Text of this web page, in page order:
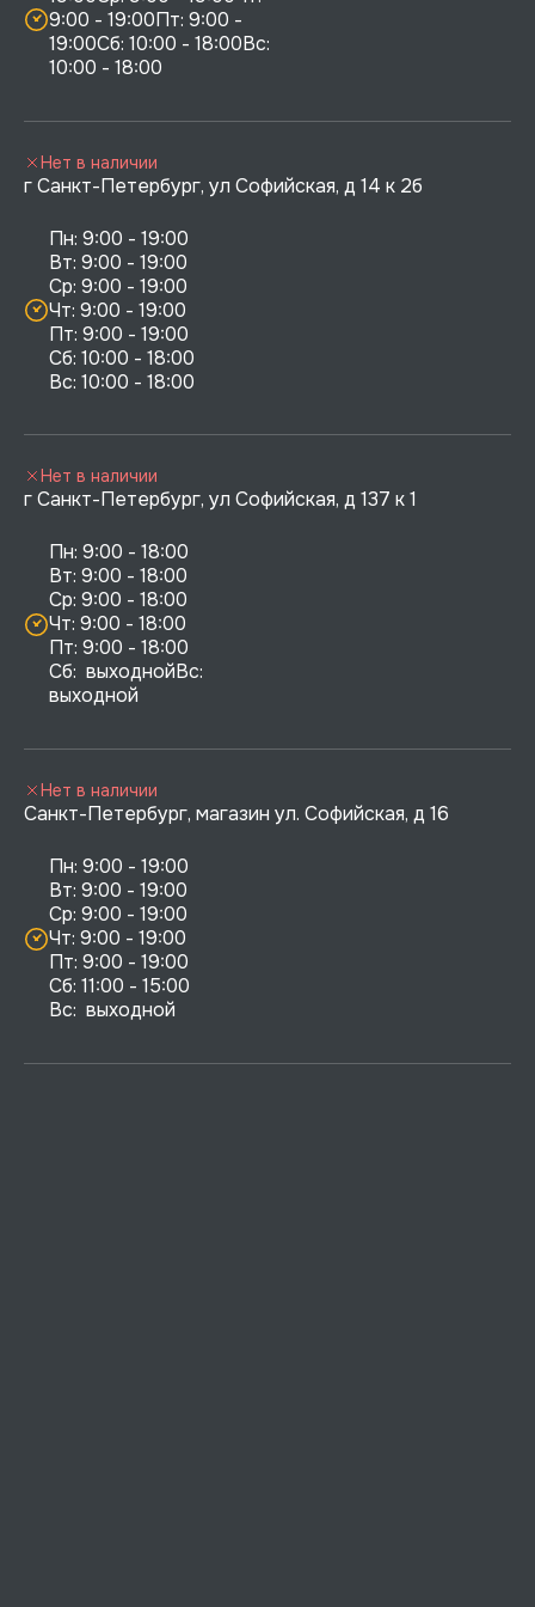
9:00 - 19:00Пт: 9:00 -
19:00Сб: 10:00 - 18:00Вс:
10:00 - 18:00
г Санкт-Петербург, ул Софийская, д 14 к 2б
Пн: 9:00 - 19:00
Вт: 9:00 - 19:00
Ср: 9:00 - 19:00
Чт: 9:00 - 19:00
Пт: 9:00 - 19:00
Сб: 10:00 - 18:00
Нет в наличии
г Санкт-Петербург, ул Софийская, д 137 к 1
Пн: 9:00 - 18:00
Вт: 9:00 - 18:00
Ср: 9:00 - 18:00
Чт: 9:00 - 18:00
Пт: 9:00 - 18:00
Сб:  выходнойВс:
выходной
Нет в наличии
Санкт-Петербург, магазин ул. Софийская, д 16
Пн: 9:00 - 19:00
Вт: 9:00 - 19:00
Ср: 9:00 - 19:00
Чт: 9:00 - 19:00
Пт: 9:00 - 19:00
Сб: 11:00 - 15:00
Вс:  выходной
Нет в наличии